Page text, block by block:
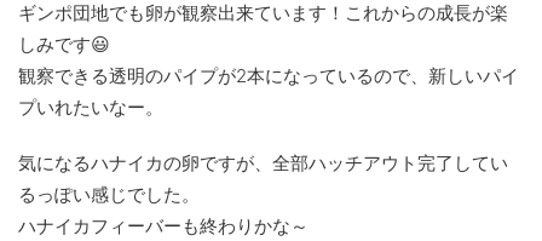
ギンポ団地でも卵が観察出来ています！これからの成長が楽
しみです😃
観察できる透明のパイプが2本になっているので、新しいパイ
プいれたいなー。
気になるハナイカの卵ですが、全部ハッチアウト完了してい
るっぽい感じでした。
ハナイカフィーバーも終わりかな～